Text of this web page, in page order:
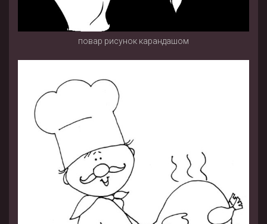
повар рисунок карандашом